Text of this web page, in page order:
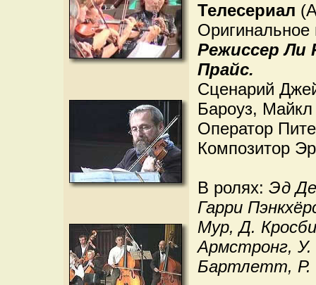
Телесериал
Оригинальное
Режиссер Ли
Прайс.
Сценарий
Бароуз, Майкл
Оператор
Композитор
В ролях: Эд
Гарри
Мур, Д.
Армстронг,
Бартлетт, Р.